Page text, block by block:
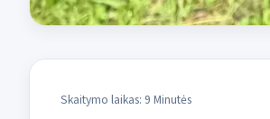
Skaitymo laikas: 9 Minutės